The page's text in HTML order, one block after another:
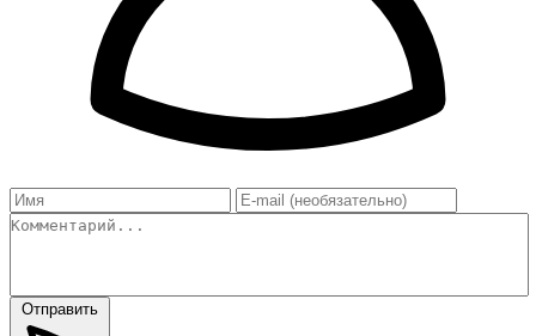
Отправить